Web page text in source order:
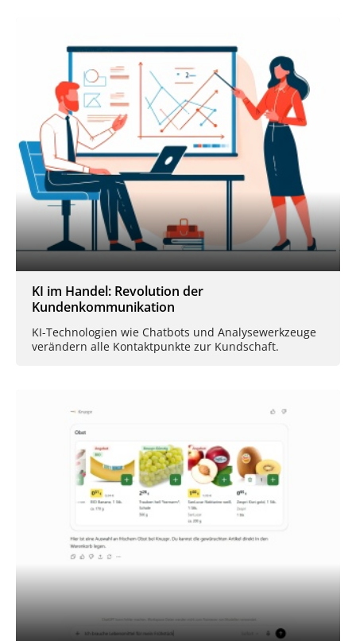
KI im Handel: Revolution der
Kundenkommunikation
KI-Technologien wie Chatbots und Analysewerkzeuge
verändern alle Kontaktpunkte zur Kundschaft.